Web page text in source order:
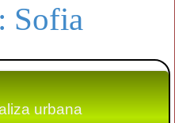
Sofia
urbana